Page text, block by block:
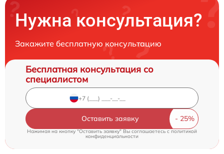
Нужна консультация?
Закажите бесплатную консультацию
Бесплатная консультация со
специалистом
Оставить заявку
Нажимая на кнопку "Оставить заявку" Вы соглашаетесь c политикой
конфиденциальности